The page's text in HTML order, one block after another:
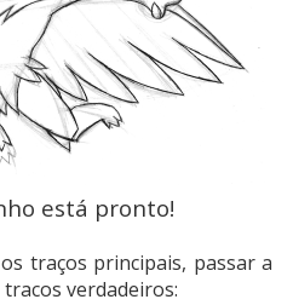
está pronto!
traços principais, passar a
verdadeiros: